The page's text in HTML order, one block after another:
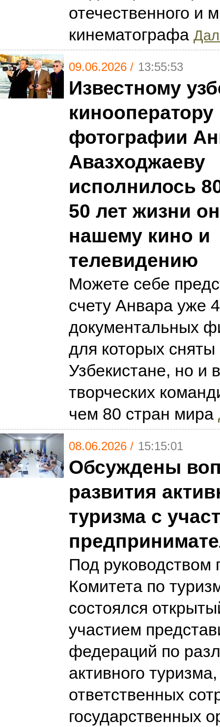
отечественного и
кинематографа
09.06.2026 / 13:55:53
Известному
фотографии
Авазходжаеву
исполнилось
50 лет жизни
нашему кино и
телевидению
Можете себе
счету Анвара уже
документальных
для которых сняты
Узбекистане, но и
творческих
чем 80 стран мира
08.06.2026 / 15:15:01
Обсуждены
развития
туризма с
Под руководством
Комитета по
состоялся
участием
федераций по
активного
ответственных
государственных